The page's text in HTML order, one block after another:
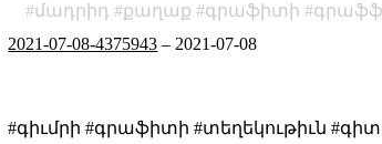
մադրիդ քաղաք գրաֆիտի
2021-07-08-4375943 – 2021-07-08
#գիւմրի #գրաֆիտի #տեղեկութիւն